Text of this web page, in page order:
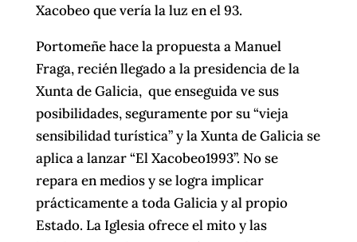
Xacobeo que vería la luz en el 93.
Portomeñe hace la propuesta a Manuel
Fraga, recién llegado a la presidencia de la
Xunta de Galicia, que enseguida ve sus
posibilidades, seguramente por su “vieja
sensibilidad turística” y la Xunta de Galicia se
aplica a lanzar “El Xacobeo1993”. No se
repara en medios y se logra implicar
prácticamente a toda Galicia y al propio
Estado. La Iglesia ofrece el mito y las